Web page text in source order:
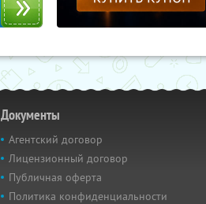
Документы
Агентский договор
Лицензионный договор
Публичная оферта
Политика конфиденциальности